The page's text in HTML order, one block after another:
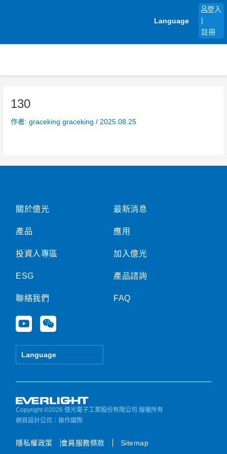
Language
登入
註冊
130
作者:graceking graceking/ 2025.08.25
關於億光
產品
投資人專區
ESG
聯絡我們
Y
o
u
e
W
e
i
Language
最新消息
應用
加入億光
產品諮詢
FAQ
Copyright ©2026 億光電子工業股份有限公司 版權所有
網頁設計公司 ：振作國際
隱私權政策 會員服務條款 Sitemap